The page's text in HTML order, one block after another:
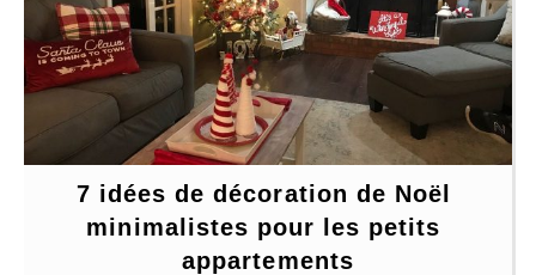
7 idées de décoration de Noël
minimalistes pour les petits
appartements